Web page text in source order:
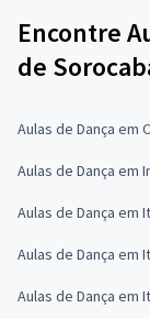
Encontre
de
Aulas de Dança em
Aulas de Dança em
Aulas de Dança em
Aulas de Dança em
Aulas de Dança em